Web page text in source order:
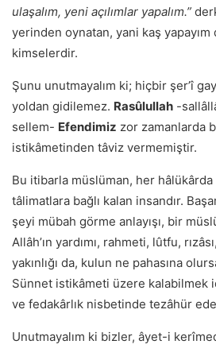
ulaşalım, yeni açılımlar yapalım.”
yerinden oynatan, yani kaş yapayım
kimselerdir.
Şunu unutmayalım ki; hiçbir şerʼî
yoldan gidilemez. Rasûlullah -
sellem- Efendimiz zor zamanlarda
istikâmetinden tâviz vermemiştir.
Bu itibarla müslüman, her
tâlimatlara bağlı kalan insandır.
şeyi mübah görme anlayışı, bir
Allâhʼın yardımı, rahmeti, lûtfu,
yakınlığı da, kulun ne pahasına
Sünnet istikâmeti üzere kalabilmek
ve fedakârlık nisbetinde tezâhür
Unutmayalım ki bizler, âyet-i